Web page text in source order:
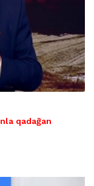
qadağan